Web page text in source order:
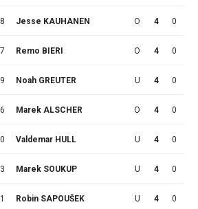
8 Jesse KAUHANEN O 4 0
7 Remo BIERI O 4 0
Noah GREUTER U 4 0
Marek ALSCHER O 4 0
Valdemar HULL U 4 0
Marek SOUKUP U 4 0
Robin SAPOUŠEK U 4 0